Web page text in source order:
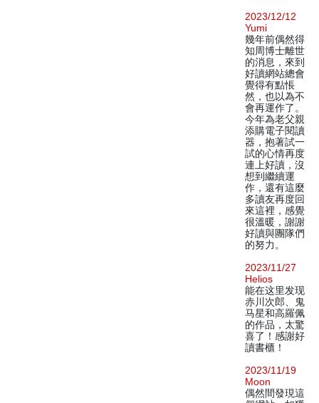
2023/12/12
Yumi
幾年前偶然得
知周博士離世
的消息，來到
好讀網站總會
覺得有點悵
然，也以為不
會再運作了。
今年為老父親
添購電子閱讀
器，抱著試一
試的心情再度
連上好讀，沒
想到繼續運
作，還有這麼
多讀友再度回
來這裡，感覺
很溫暖，謝謝
好讀與團隊們
的努力。
2023/11/27
Helios
能在这里发现
赤川次郎、鬼
马星和高羅佩
的作品，太驚
喜了！感謝好
讀書櫃！
2023/11/19
Moon
偶然間發現這